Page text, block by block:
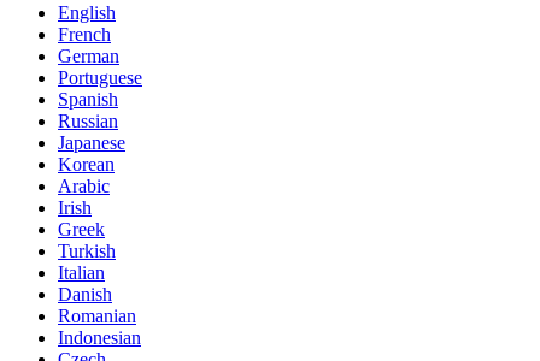
English
French
German
Portuguese
Spanish
Russian
Japanese
Korean
Arabic
Irish
Greek
Turkish
Italian
Danish
Romanian
Indonesian